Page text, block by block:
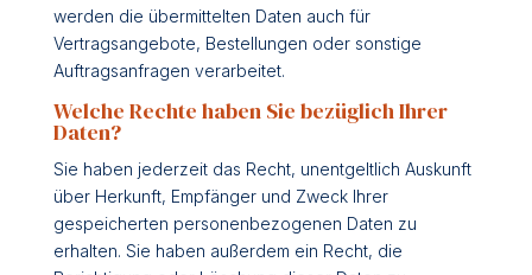
werden die übermittelten Daten auch für
Vertragsangebote, Bestellungen oder sonstige
Auftragsanfragen verarbeitet.
Welche Rechte haben Sie bezüglich Ihrer
Daten?
Sie haben jederzeit das Recht, unentgeltlich Auskunft
über Herkunft, Empfänger und Zweck Ihrer
gespeicherten personenbezogenen Daten zu
erhalten. Sie haben außerdem ein Recht, die